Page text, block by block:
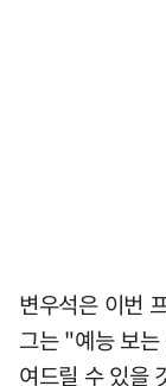
변우석은 이번
그는 "예능 보
여드릴 수 있을